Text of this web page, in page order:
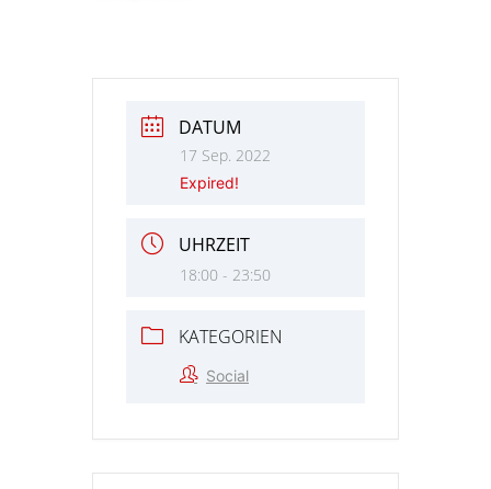
DATUM
17 Sep. 2022
Expired!
UHRZEIT
18:00 - 23:50
KATEGORIEN
Social